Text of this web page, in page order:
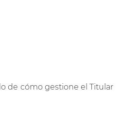
de cómo gestione el Titular